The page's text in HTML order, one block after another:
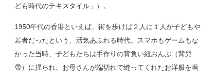
ども時代のテキスタイル」） 。
1950年代の香港といえば、街を歩けば２人に１人が子どもや
若者だったという、活気あふれる時代。スマホもゲームもな
かった当時、子どもたちは手作りの背負い紐おんぶ（背兒
帶）に揺られ、お母さんが端切れで縫ってくれたお洋服を着